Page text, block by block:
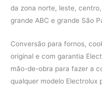
da zona norte, leste,
grande ABC e grande São
Conversão para fornos,
original e com garantia
mão-de-obra para fazer a
qualquer modelo Electrolux